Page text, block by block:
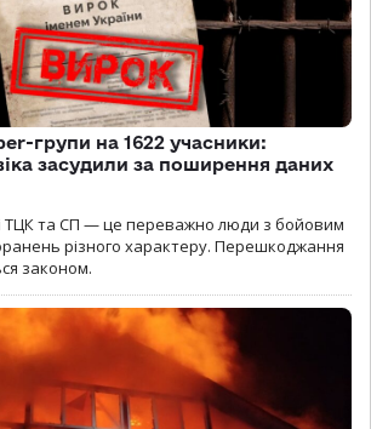
групи на 1622 учасники:
засудили за поширення даних
ТЦК та СП — це переважно люди з бойовим
різного характеру. Перешкоджання
законом.